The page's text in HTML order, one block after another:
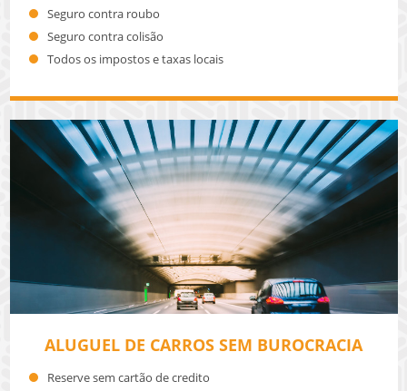
Seguro contra roubo
Seguro contra colisão
Todos os impostos e taxas locais
ALUGUEL DE CARROS SEM BUROCRACIA
Reserve sem cartão de credito